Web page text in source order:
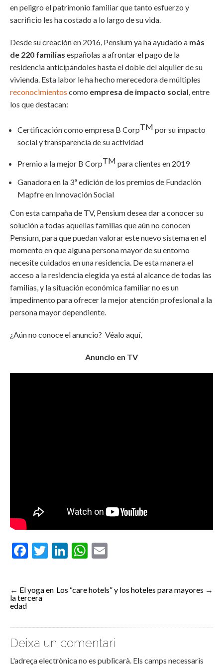
en peligro el patrimonio familiar que tanto esfuerzo y
sacrificio les ha costado a lo largo de su vida.
Desde su creación en 2016, Pensium ya ha ayudado a más
de 220 familias españolas a afrontar el pago de la
residencia anticipándoles hasta el doble del alquiler de su
vivienda. Esta labor le ha hecho merecedora de múltiples
reconocimientos como empresa de impacto social , entre
los que destacan:
Certificación como empresa B CorpTM por su impacto
social y transparencia de su actividad
Premio a la mejor B CorpTM para clientes en 2019
Ganadora en la 3ª edición de los premios de Fundación
Mapfre en Innovación Social
Con esta campaña de TV, Pensium desea dar a conocer su
solución a todas aquellas familias que aún no conocen
Pensium, para que puedan valorar este nuevo sistema en el
momento en que alguna persona mayor de su entorno
necesite cuidados en una residencia. De esta manera el
acceso a la residencia elegida ya está al alcance de todas las
familias, y la situación económica familiar no es un
impedimento para ofrecer la mejor atención profesional a la
persona mayor dependiente.
¿Aún no conoce el anuncio? Véalo aquí,
Anuncio en TV
Facebook
Twitter
LinkedIn
WhatsApp
Los “care hotels” y los hoteles para mayores →
← El yoga en
la tercera
edad
Deixa un comentari
L'adreça electrònica no es publicarà. Els camps necessaris